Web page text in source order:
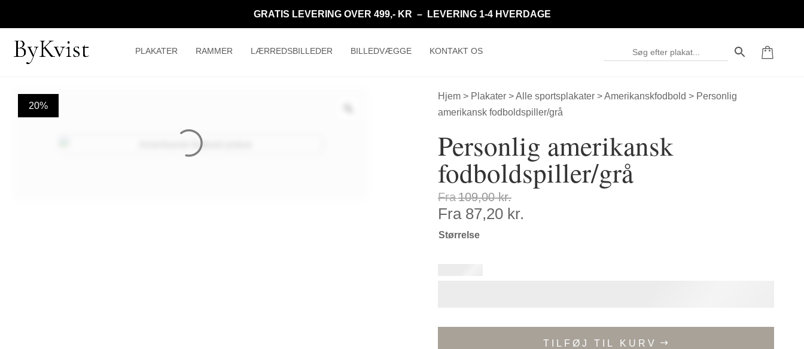
GRATIS LEVERING OVER 499,- KR – LEVERING 1-4 HVERDAGE
PLAKATER RAMMER LÆRREDSBILLEDER BILLEDVÆGGE KONTAKT OS
20%
Hjem > Plakater >Alle sportsplakater >Amerikanskfodbold > Personlig
amerikansk fodboldspiller/grå
Personlig amerikansk
fodboldspiller/grå
Fra109,00kr.
Fra 87,20 kr.
Størrelse
TILFØJ TIL KURV